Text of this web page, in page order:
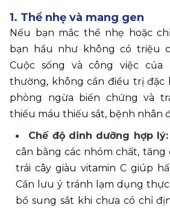
1. Thể nhẹ và mang gen
Nếu bạn mắc thể nhẹ hoặc
bạn hầu như không có triệu
Cuộc sống và công việc
thường, không cần điều trị đặc
phòng ngừa biến chứng và
thiếu máu thiếu sắt, bệnh nhân
Chế độ dinh dưỡng hợp
cân bằng các nhóm chất, tăng
trái cây giàu vitamin C giúp
Cần lưu ý tránh lạm dụng
bổ sung sắt khi chưa có chỉ